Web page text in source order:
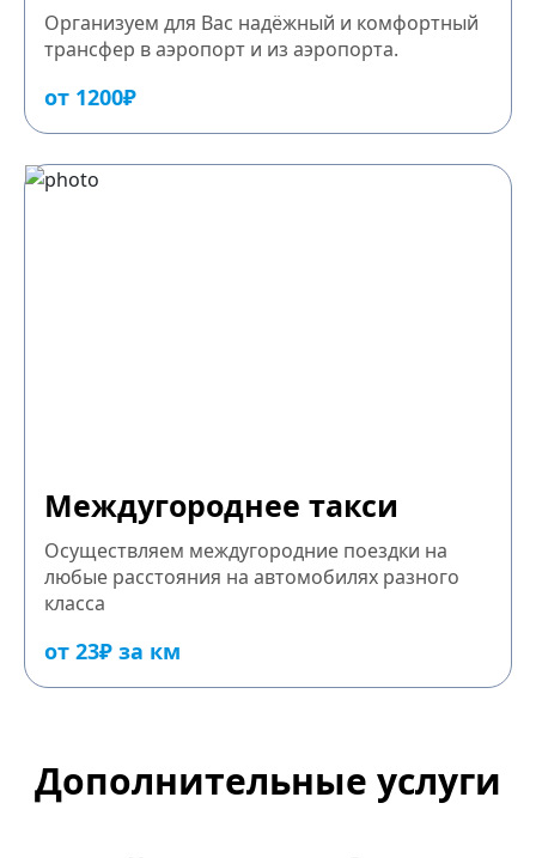
Организуем для Вас надёжный и комфортный
трансфер в аэропорт и из аэропорта.
от 1200₽
Междугороднее такси
Осуществляем междугородние поездки на
любые расстояния на автомобилях разного
класса
от 23₽ за км
Дополнительные услуги